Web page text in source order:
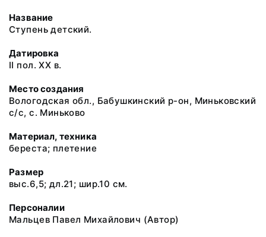
Название
Ступень детский.
Датировка
II пол. XX в.
Место создания
Вологодская обл., Бабушкинский р-он, Миньковский
с/с, с. Миньково
Материал, техника
береста; плетение
Размер
выс.6,5; дл.21; шир.10 см.
Персоналии
Мальцев Павел Михайлович (Автор)